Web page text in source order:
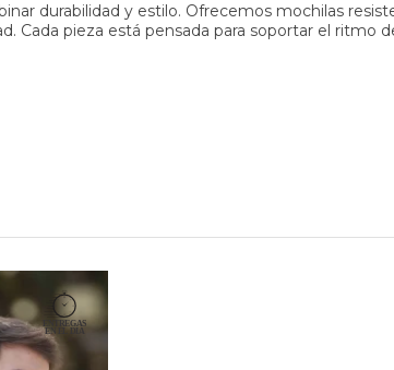
durabilidad y estilo. Ofrecemos mochilas
Cada pieza está pensada para soportar el